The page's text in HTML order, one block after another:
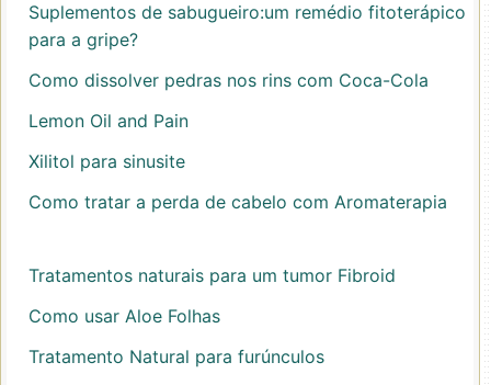
Suplementos de sabugueiro:um remédio fitoterápico
para a gripe?
Como dissolver pedras nos rins com Coca-Cola
Lemon Oil and Pain
Xilitol para sinusite
Como tratar a perda de cabelo com Aromaterapia
Tratamentos naturais para um tumor Fibroid
Como usar Aloe Folhas
Tratamento Natural para furúnculos